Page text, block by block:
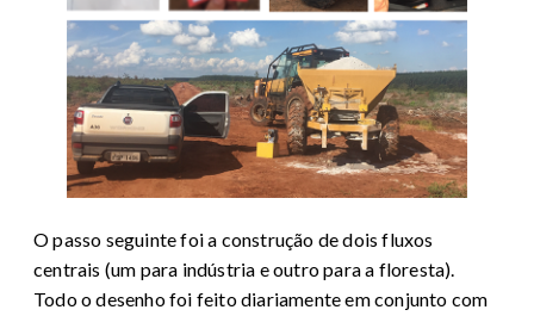
O passo seguinte foi a construção de dois fluxos
centrais (um para indústria e outro para a floresta).
Todo o desenho foi feito diariamente em conjunto com